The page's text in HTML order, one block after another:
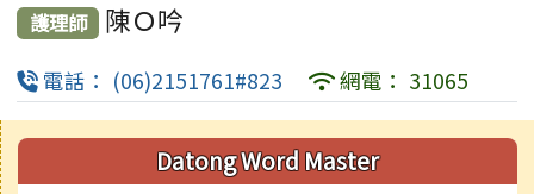
護理師 陳Ｏ吟
電話： (06)2151761#823 網電： 31065
右邊區域內容Datong Word Master